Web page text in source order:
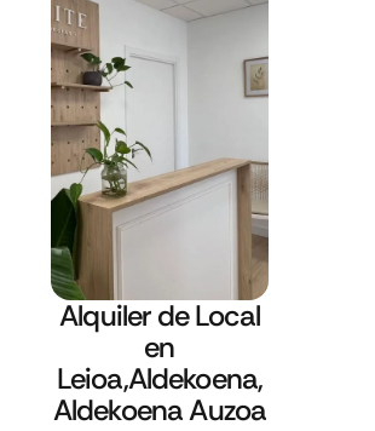
Alquiler de Local
en
Leioa,Aldekoena,
Aldekoena Auzoa